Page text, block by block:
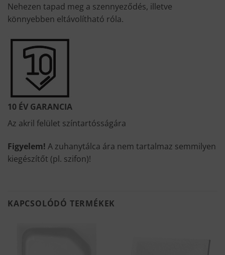
Nehezen tapad meg a szennyeződés, illetve
könnyebben eltávolítható róla.
10 ÉV GARANCIA
Az akril felület színtartósságára
Figyelem! A zuhanytálca ára nem tartalmaz semmilyen
kiegészítőt (pl. szifon)!
KAPCSOLÓDÓ TERMÉKEK